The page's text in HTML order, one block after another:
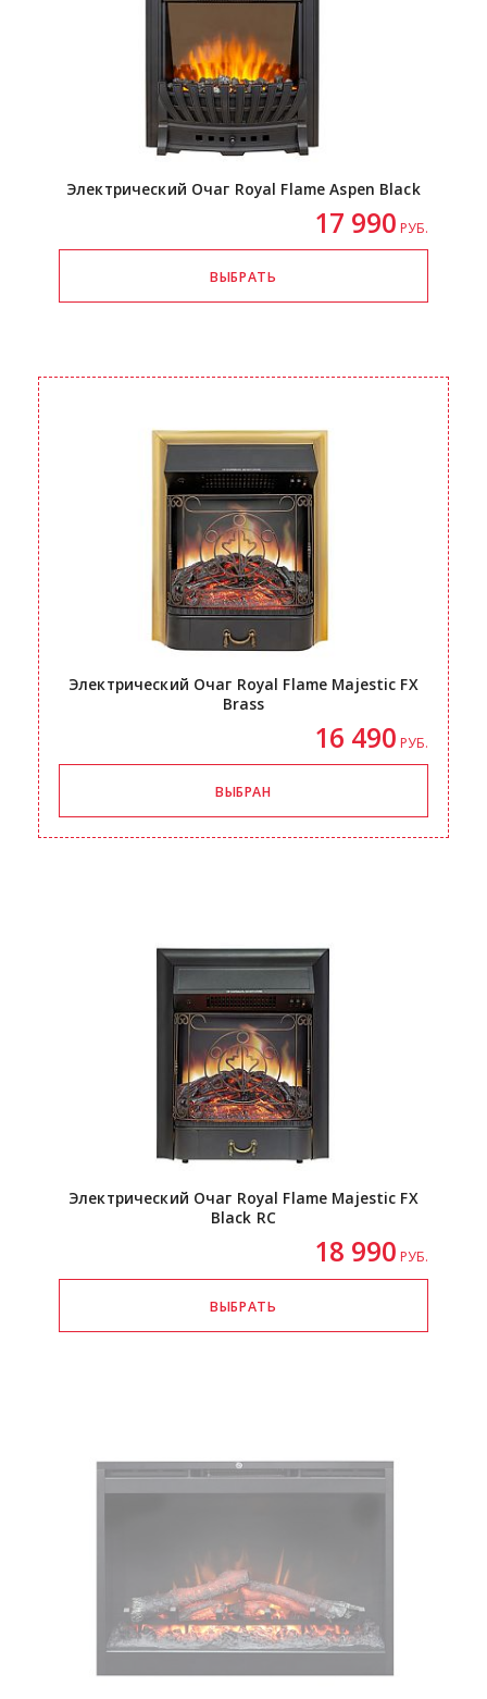
Электрический Очаг Royal Flame Aspen Black
17 990 РУБ.
Электрический Очаг Royal Flame Majestic FX
Brass
16 490 РУБ.
Электрический Очаг Royal Flame Majestic FX
Black RC
18 990 РУБ.